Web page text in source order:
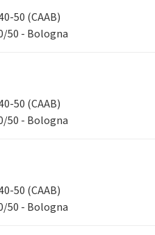
50 (CAAB)
50 - Bologna
50 (CAAB)
50 - Bologna
50 (CAAB)
50 - Bologna